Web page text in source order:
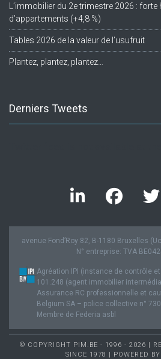
L’immobilier du 2e trimestre 2026 : forte
d’appartements (+4,8 %)
Tables 2026 de la valeur de l’usufruit
Plantez, plantez, plantez…
Derniers Tweets
avenue Fond’Roy 82, B-1180 Bruxelles
N° entreprise: TVA
Agréation IPI (instance de contrôle
101.248 (agent immobilier
Assurance RC professionnelle et
Belgium SA – police collective n°
Membre de Federia asbl
© COPYRIGHT PIM.BE - 1996 - 2026 |
SINCE 1978 | POWERED BY